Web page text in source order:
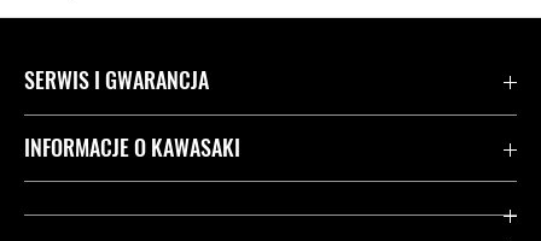
SERWIS I GWARANCJA
Kontakt
INFORMACJE O KAWASAKI
Dziedzictwo Kawasaki